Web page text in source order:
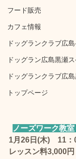
フード販売
カフェ情報
ドッグランクラブ広島
ドッグラン広島黒瀬
ドッグランクラブ広
トップページ
ノーズワーク教室
1月26日(木)　11
レッスン料3,000円